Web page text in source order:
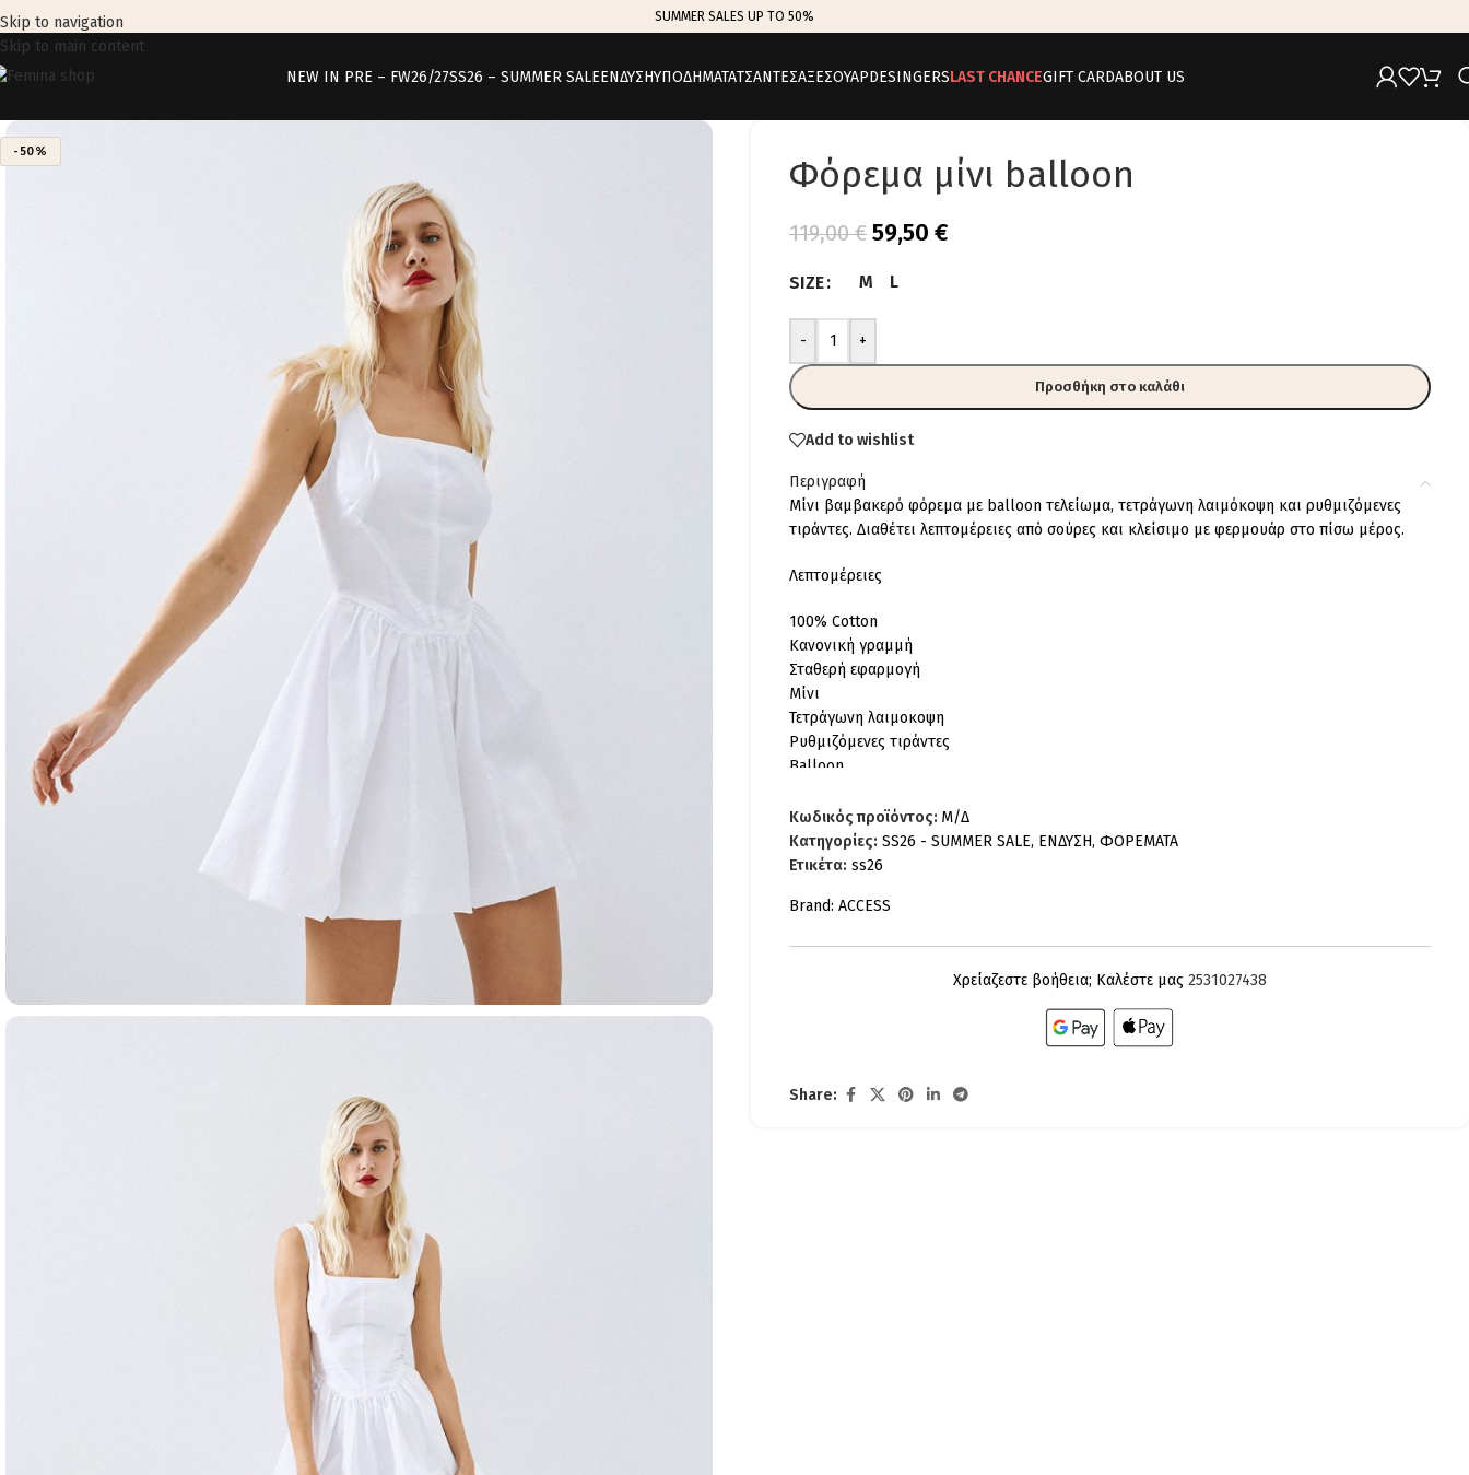
Skip to navigation
Skip to main content
SUMMER SALES UP TO 50%
NEW IN PRE – FW26/27SS26 – SUMMER SALEΕΝΔΥΣΗΥΠΟΔΗΜΑΤΑΤΣΑΝΤΕΣΑΞΕΣΟΥΑΡDESINGERSLAST CHANCEGIFT CARDABOUT US
-50%
Φόρεμα μίνι balloon
119,00€ 59,50 €
SIZE M L
- +
Προσθήκη στο καλάθι
Add to wishlist
Περιγραφή
Μίνι βαμβακερό φόρεμα με balloon τελείωμα, τετράγωνη λαιμόκοψη και ρυθμιζόμενες
τιράντες. Διαθέτει λεπτομέρειες από σούρες και κλείσιμο με φερμουάρ στο πίσω μέρος.
Λεπτομέρειες
100% Cotton
Κανονική γραμμή
Σταθερή εφαρμογή
Μίνι
Τετράγωνη λαιμοκοψη
Ρυθμιζόμενες τιράντες
Balloon
Κλείσιμο με φερμουάρ πίσω
63-3000-WHITE
Κωδικός προϊόντος: Μ/Δ
Κατηγορίες: SS26 - SUMMER SALE, ΕΝΔΥΣΗ, ΦΟΡΕΜΑΤΑ
Ετικέτα: ss26
Brand: ACCESS
Χρείαζεστε βοήθεια; Καλέστε μας 2531027438
Share: